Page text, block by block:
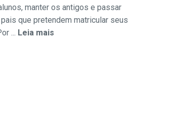
manter os antigos e passar
que pretendem matricular seus
... Leia mais